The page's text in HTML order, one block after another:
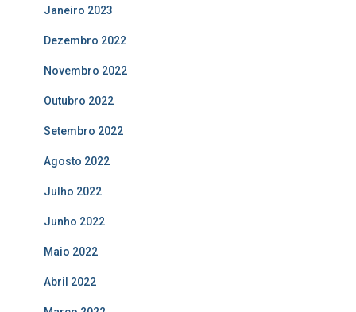
Janeiro 2023
Dezembro 2022
Novembro 2022
Outubro 2022
Setembro 2022
Agosto 2022
Julho 2022
Junho 2022
Maio 2022
Abril 2022